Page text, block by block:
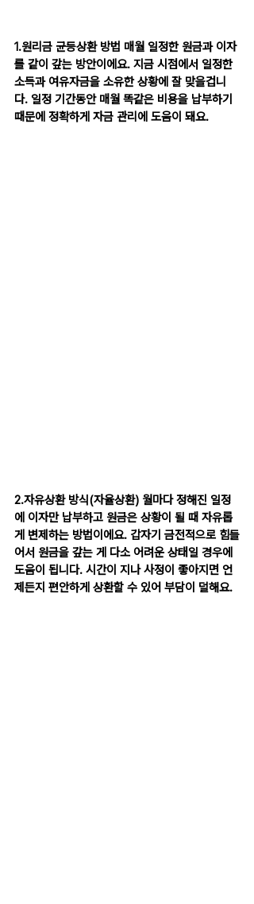
1.원리금 균등상환 방법 매월 일정한 원금과 이자
를 같이 갚는 방안이에요. 지금 시점에서 일정한
소득과 여유자금을 소유한 상황에 잘 맞을겁니
다. 일정 기간동안 매월 똑같은 비용을 납부하기
때문에 정확하게 자금 관리에 도움이 돼요.
2.자유상환 방식(자율상환) 월마다 정해진 일정
에 이자만 납부하고 원금은 상황이 될 때 자유롭
게 변제하는 방법이에요. 갑자기 금전적으로 힘들
어서 원금을 갚는 게 다소 어려운 상태일 경우에
도움이 됩니다. 시간이 지나 사정이 좋아지면 언
제든지 편안하게 상환할 수 있어 부담이 덜해요.